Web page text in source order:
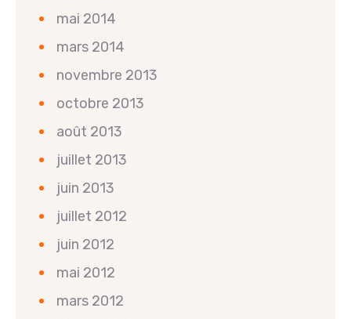
mai 2014
mars 2014
novembre 2013
octobre 2013
août 2013
juillet 2013
juin 2013
juillet 2012
juin 2012
mai 2012
mars 2012